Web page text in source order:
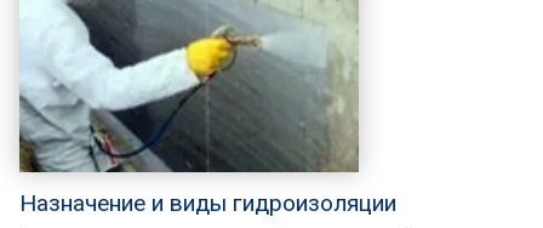
Назначение и виды гидроизоляции